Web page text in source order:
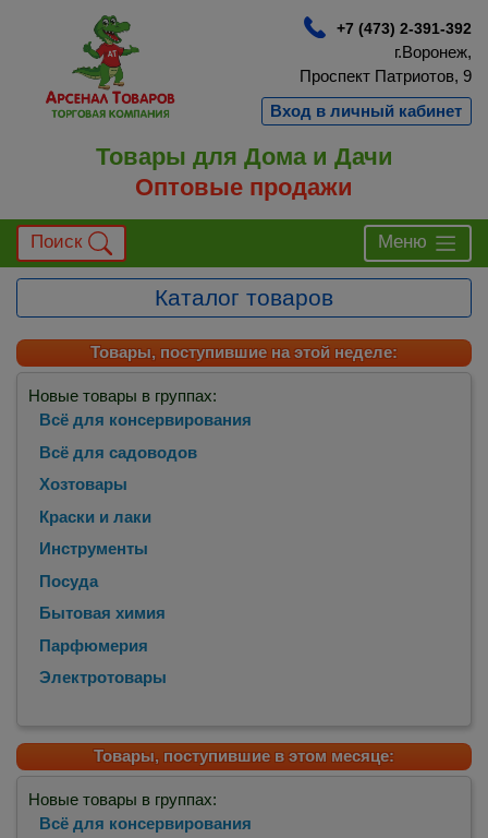
+7 (473) 2-391-392
г.Воронеж,
Проспект Патриотов, 9
Вход в личный кабинет
Товары для Дома и Дачи
Оптовые продажи
Поиск Меню
Каталог товаров
Товары, поступившие на этой неделе:
Новые товары в группах:
Всё для консервирования
Всё для садоводов
Хозтовары
Краски и лаки
Инструменты
Посуда
Бытовая химия
Парфюмерия
Электротовары
Товары, поступившие в этом месяце:
Новые товары в группах:
Всё для консервирования